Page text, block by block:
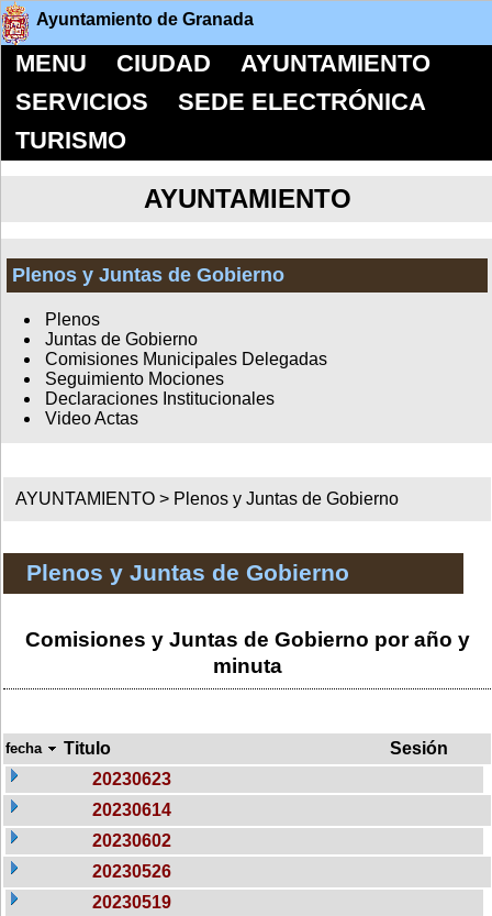
Ayuntamiento de Granada
MENU CIUDAD
AYUNTAMIENTO
SERVICIOS
SEDE ELECTRÓNICA
TURISMO
AYUNTAMIENTO
Plenos y Juntas de Gobierno
Plenos
Juntas de Gobierno
Comisiones Municipales Delegadas
Seguimiento Mociones
Declaraciones Institucionales
Video Actas
AYUNTAMIENTO > Plenos y Juntas de Gobierno
Plenos y Juntas de Gobierno
Comisiones y Juntas de Gobierno por año y
minuta
fecha Titulo
Sesión
20230623
20230614
20230602
20230526
20230519